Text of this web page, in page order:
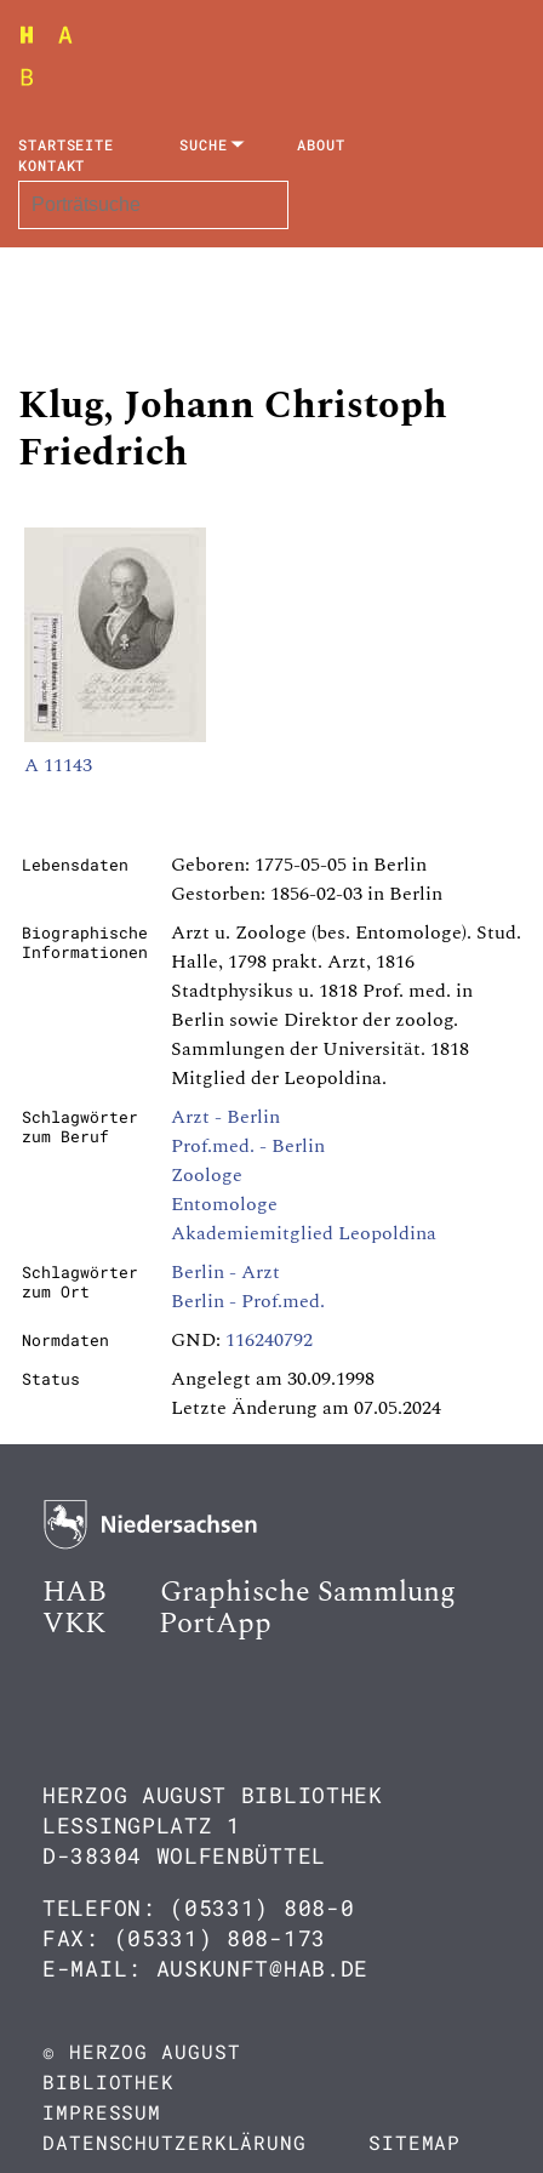
STARTSEITE SUCHE
ABOUT
KONTAKT
Klug, Johann Christoph
Friedrich
A 11143
Lebensdaten
Geboren: 1775-05-05 in Berlin
Gestorben: 1856-02-03 in Berlin
Biographische
Informationen
Arzt u. Zoologe (bes. Entomologe). Stud.
Halle, 1798 prakt. Arzt, 1816
Stadtphysikus u. 1818 Prof. med. in
Berlin sowie Direktor der zoolog.
Sammlungen der Universität. 1818
Mitglied der Leopoldina.
Schlagwörter
zum Beruf
Arzt - Berlin
Prof.med. - Berlin
Zoologe
Entomologe
Akademiemitglied Leopoldina
Schlagwörter
zum Ort
Berlin - Arzt
Berlin - Prof.med.
Normdaten GND: 116240792
Status
Angelegt am 30.09.1998
Letzte Änderung am 07.05.2024
HAB Graphische Sammlung
VKK PortApp
HERZOG AUGUST BIBLIOTHEK
LESSINGPLATZ 1
D-38304 WOLFENBÜTTEL
TELEFON: (05331) 808-0
FAX: (05331) 808-173
E-MAIL: AUSKUNFT@HAB.DE
© HERZOG AUGUST
BIBLIOTHEK
IMPRESSUM
DATENSCHUTZERKLÄRUNG
SITEMAP